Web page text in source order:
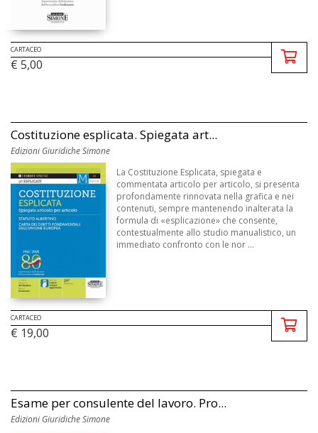
CARTACEO
€ 5,00
Costituzione esplicata. Spiegata art...
Edizioni Giuridiche Simone
La Costituzione Esplicata, spiegata e
commentata articolo per articolo, si presenta
profondamente rinnovata nella grafica e nei
contenuti, sempre mantenendo inalterata la
formula di «esplicazione» che consente,
contestualmente allo studio manualistico, un
immediato confronto con le nor ...
CARTACEO
€ 19,00
Esame per consulente del lavoro. Pro...
Edizioni Giuridiche Simone